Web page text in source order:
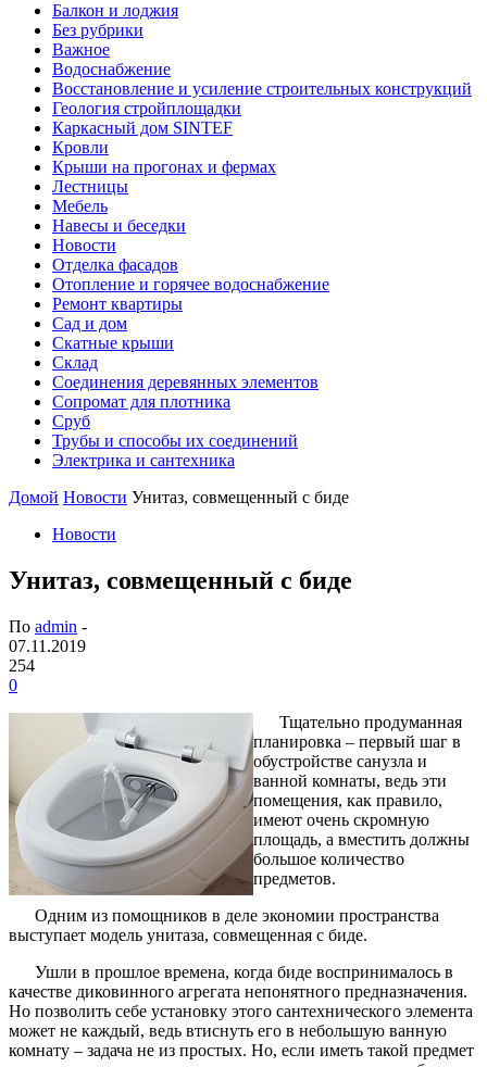
Балкон и лоджия
Без рубрики
Важное
Водоснабжение
Восстановление и усиление строительных конструкций
Геология стройплощадки
Каркасный дом SINTEF
Кровли
Крыши на прогонах и фермах
Лестницы
Мебель
Навесы и беседки
Новости
Отделка фасадов
Отопление и горячее водоснабжение
Ремонт квартиры
Сад и дом
Скатные крыши
Склад
Соединения деревянных элементов
Сопромат для плотника
Сруб
Трубы и способы их соединений
Электрика и сантехника
Домой Новости Унитаз, совмещенный с биде
Новости
Унитаз, совмещенный с биде
По admin -
07.11.2019
254
0
Тщательно продуманная
планировка – первый шаг в
обустройстве санузла и
ванной комнаты, ведь эти
помещения, как правило,
имеют очень скромную
площадь, а вместить должны
большое количество
предметов.
Одним из помощников в деле экономии пространства
выступает модель унитаза, совмещенная с биде.
Ушли в прошлое времена, когда биде воспринималось в
качестве диковинного агрегата непонятного предназначения.
Но позволить себе установку этого сантехнического элемента
может не каждый, ведь втиснуть его в небольшую ванную
комнату – задача не из простых. Но, если иметь такой предмет